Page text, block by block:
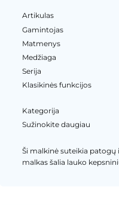
Artikulas
Gamintojas
Matmenys
Medžiaga
Serija
Klasikinės funkcijos
Kategorija
Sužinokite daugiau
Ši malkinė suteikia
malkas šalia lauko